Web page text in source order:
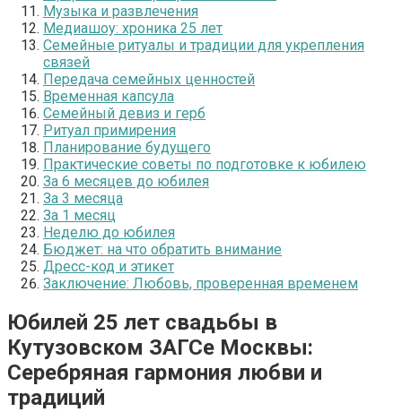
Музыка и развлечения
Медиашоу: хроника 25 лет
Семейные ритуалы и традиции для укрепления
связей
Передача семейных ценностей
Временная капсула
Семейный девиз и герб
Ритуал примирения
Планирование будущего
Практические советы по подготовке к юбилею
За 6 месяцев до юбилея
За 3 месяца
За 1 месяц
Неделю до юбилея
Бюджет: на что обратить внимание
Дресс-код и этикет
Заключение: Любовь, проверенная временем
Юбилей 25 лет свадьбы в
Кутузовском ЗАГСе Москвы:
Серебряная гармония любви и
традиций